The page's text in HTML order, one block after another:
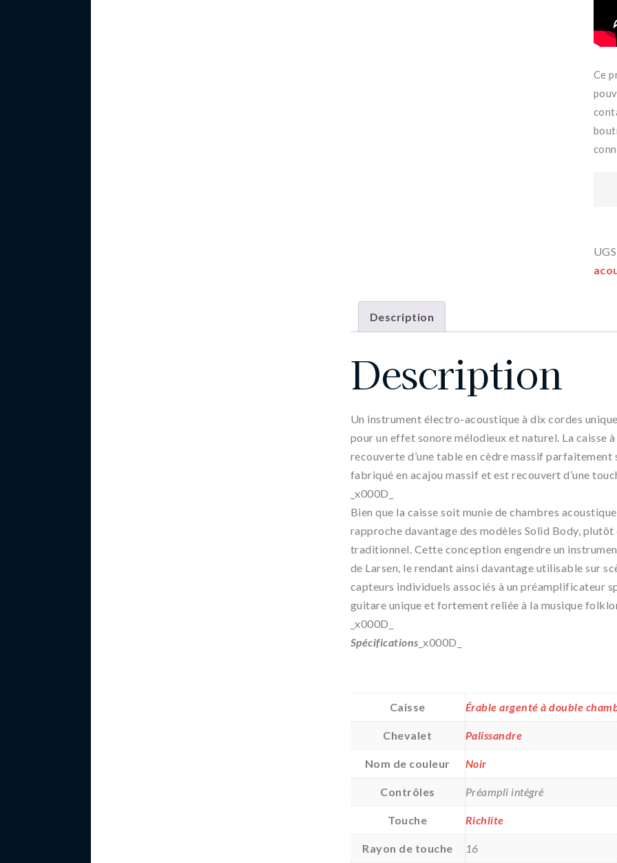
Ce
Description
Description
Un instrument électro-acoustique à dix cordes
pour un effet sonore mélodieux et naturel. La caisse
recouverte d’une table en cèdre massif parfaitement
fabriqué en acajou massif et est recouvert d’une
_x000D_
Bien que la caisse soit munie de chambres
rapproche davantage des modèles Solid Body,
traditionnel. Cette conception engendre un
de Larsen, le rendant ainsi davantage utilisable sur
capteurs individuels associés à un préamplificateur
guitare unique et fortement reliée à la musique
_x000D_
Spécifications _x000D_
Caisse Érable argenté à double
Chevalet Palissandre
Nom de couleur Noir
Contrôles Préampli intégré
Touche Richlite
Rayon de touche 16